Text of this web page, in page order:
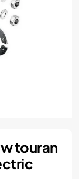
touran